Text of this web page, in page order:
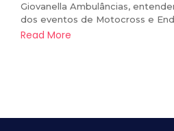
Giovanella Ambulâncias,
dos eventos de Motocross e
Read More